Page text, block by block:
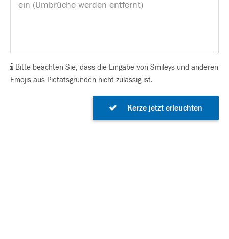
Bitte beachten Sie, dass die Eingabe von Smileys und anderen
Emojis aus Pietätsgründen nicht zulässig ist.
Kerze jetzt erleuchten